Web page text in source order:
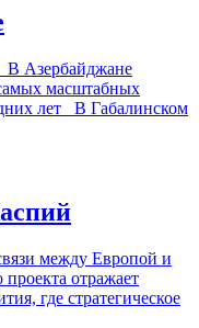
В Азербайджане
масштабных
лет В Габалинском
между Европой и
отражает
где стратегическое